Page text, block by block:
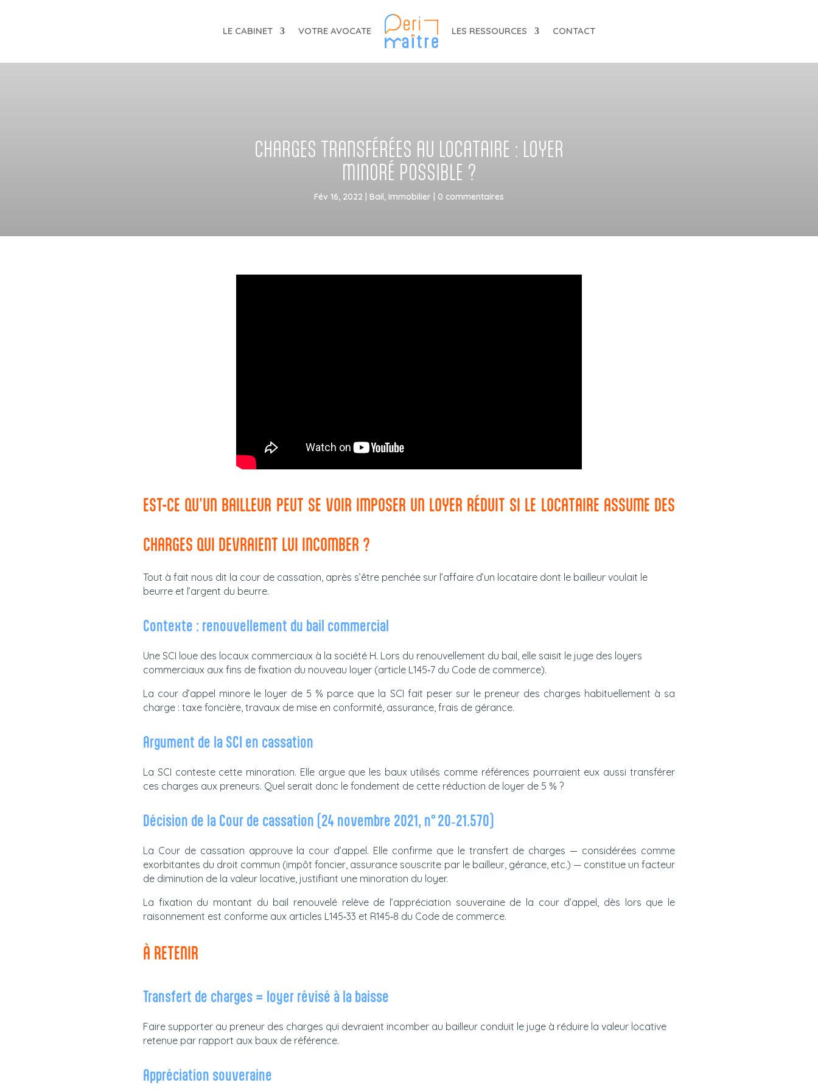
LE CABINET VOTRE AVOCATE LES RESSOURCES CONTACT
CHARGES TRANSFÉRÉES AU LOCATAIRE : LOYER
MINORÉ POSSIBLE ?
Fév 16, 2022 Bail, Immobilier 0 commentaires
EST-CE QU’UN BAILLEUR PEUT SE VOIR IMPOSER UN LOYER RÉDUIT SI LE LOCATAIRE ASSUME DES
CHARGES QUI DEVRAIENT LUI INCOMBER ?
Tout à fait nous dit la cour de cassation, après s’être penchée sur l’affaire d’un locataire dont le bailleur voulait le
beurre et l’argent du beurre.
Contexte : renouvellement du bail commercial
Une SCI loue des locaux commerciaux à la société H. Lors du renouvellement du bail, elle saisit le juge des loyers
commerciaux aux fins de fixation du nouveau loyer (article L145‑7 du Code de commerce).
La cour d’appel minore le loyer de 5 % parce que la SCI fait peser sur le preneur des charges habituellement à sa
charge : taxe foncière, travaux de mise en conformité, assurance, frais de gérance.
Argument de la SCI en cassation
La SCI conteste cette minoration. Elle argue que les baux utilisés comme références pourraient eux aussi transférer
ces charges aux preneurs. Quel serait donc le fondement de cette réduction de loyer de 5 % ?
Décision de la Cour de cassation (24 novembre 2021, n° 20‑21.570)
La Cour de cassation approuve la cour d’appel. Elle confirme que le transfert de charges — considérées comme
exorbitantes du droit commun (impôt foncier, assurance souscrite par le bailleur, gérance, etc.) — constitue un facteur
de diminution de la valeur locative, justifiant une minoration du loyer.
La fixation du montant du bail renouvelé relève de l’appréciation souveraine de la cour d’appel, dès lors que le
raisonnement est conforme aux articles L145‑33 et R145‑8 du Code de commerce.
À RETENIR
Transfert de charges = loyer révisé à la baisse
Faire supporter au preneur des charges qui devraient incomber au bailleur conduit le juge à réduire la valeur locative
retenue par rapport aux baux de référence.
Appréciation souveraine